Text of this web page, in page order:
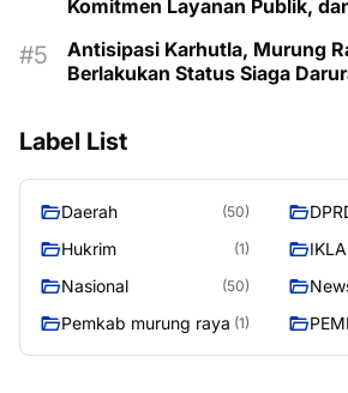
Komitmen Layanan Publik,
Antisipasi Karhutla, Murung
Berlakukan Status Siaga
Label List
Daerah (50)
Hukrim (1)
Nasional (50)
Pemkab murung raya (1)